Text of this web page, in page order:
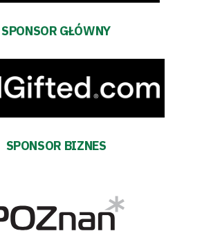
SPONSOR GŁÓWNY
SPONSOR BIZNES